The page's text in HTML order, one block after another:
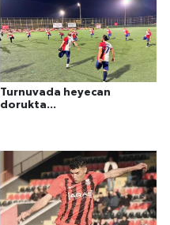
Turnuvada heyecan
dorukta...